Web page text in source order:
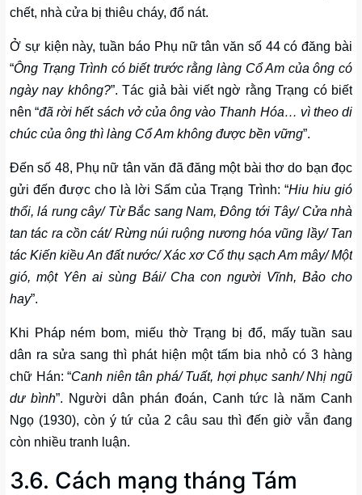
chết, nhà cửa bị thiêu cháy, đổ nát.
Ở sự kiện này, tuần báo Phụ nữ tân văn số 44 có đăng bài
“Ông Trạng Trình có biết trước rằng làng Cổ Am của ông có
ngày nay không?”. Tác giả bài viết ngờ rằng Trạng có biết
nên “đã rời hết sách vở của ông vào Thanh Hóa… vì theo di
chúc của ông thì làng Cổ Am không được bền vững”.
Đến số 48, Phụ nữ tân văn đã đăng một bài thơ do bạn đọc
gửi đến được cho là lời Sấm của Trạng Trình: “Hiu hiu gió
thổi, lá rung cây/ Từ Bắc sang Nam, Đông tới Tây/ Cửa nhà
tan tác ra cồn cát/ Rừng núi ruộng nương hóa vũng lầy/ Tan
tác Kiến kiều An đất nước/ Xác xơ Cổ thụ sạch Am mây/ Một
gió, một Yên ai sùng Bái/ Cha con người Vĩnh, Bảo cho
hay”.
Khi Pháp ném bom, miếu thờ Trạng bị đổ, mấy tuần sau
dân ra sửa sang thì phát hiện một tấm bia nhỏ có 3 hàng
chữ Hán: “Canh niên tân phá/ Tuất, hợi phục sanh/ Nhị ngũ
dư bình”. Người dân phán đoán, Canh tức là năm Canh
Ngọ (1930), còn ý tứ của 2 câu sau thì đến giờ vẫn đang
còn nhiều tranh luận.
3.6. Cách mạng tháng Tám